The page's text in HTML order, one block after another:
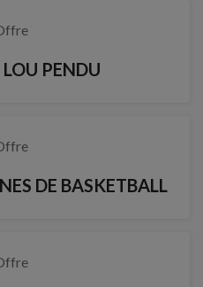
PENDU
DE BASKETBALL